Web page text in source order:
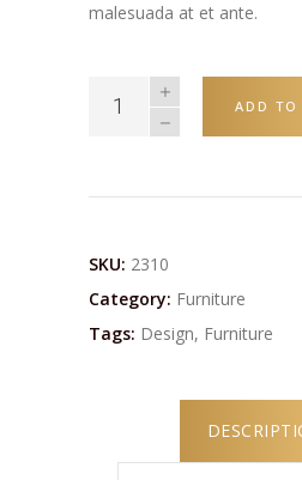
malesuada at et ante.
ADD TO
SKU: 2310
Category: Furniture
Tags: Design, Furniture